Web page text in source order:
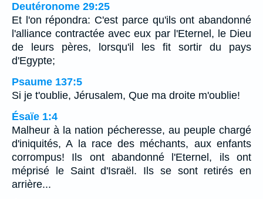
Deutéronome 29:25
Et l'on répondra: C'est parce qu'ils ont abandonné
l'alliance contractée avec eux par l'Eternel, le Dieu
de leurs pères, lorsqu'il les fit sortir du pays
d'Egypte;
Psaume 137:5
Si je t'oublie, Jérusalem, Que ma droite m'oublie!
Ésaïe 1:4
Malheur à la nation pécheresse, au peuple chargé
d'iniquités, A la race des méchants, aux enfants
corrompus! Ils ont abandonné l'Eternel, ils ont
méprisé le Saint d'Israël. Ils se sont retirés en
arrière...